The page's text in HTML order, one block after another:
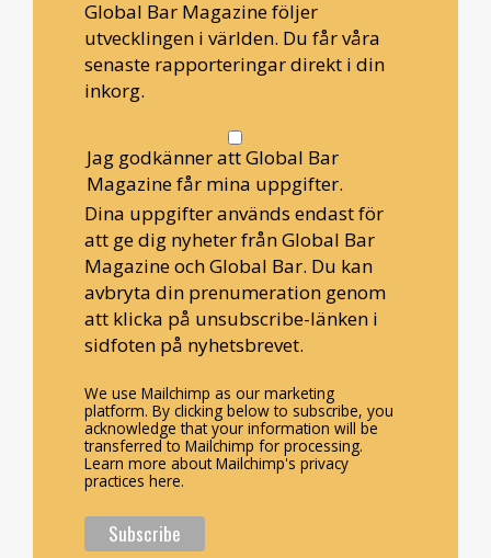
Global Bar Magazine följer
utvecklingen i världen. Du får våra
senaste rapporteringar direkt i din
inkorg.
Jag godkänner att Global Bar
Magazine får mina uppgifter.
Dina uppgifter används endast för
att ge dig nyheter från Global Bar
Magazine och Global Bar. Du kan
avbryta din prenumeration genom
att klicka på unsubscribe-länken i
sidfoten på nyhetsbrevet.
We use Mailchimp as our marketing
platform. By clicking below to subscribe, you
acknowledge that your information will be
transferred to Mailchimp for processing.
Learn more about Mailchimp's privacy
practices here.